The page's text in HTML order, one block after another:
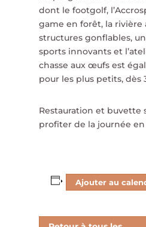
dont le footgolf,
game en forêt, la rivière
structures gonflables,
sports innovants et
chasse aux œufs est
pour les plus petits, dès
Restauration et buvette
profiter de la journée
Ajouter au